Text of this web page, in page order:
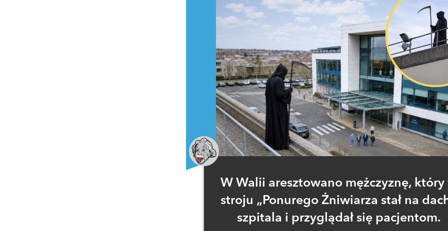
W Walii aresztowano mężczyznę, który
stroju „Ponurego Żniwiarza stał na
szpitala i przyglądał się pacjentom.